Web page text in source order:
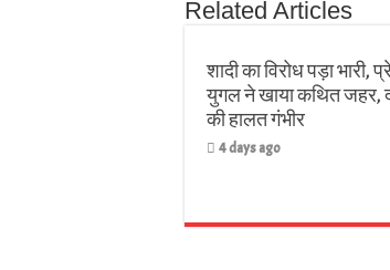
Related Articles
शादी का विरोध पड़ा भारी,
युगल ने खाया कथित जहर,
की हालत गंभीर
4 days ago